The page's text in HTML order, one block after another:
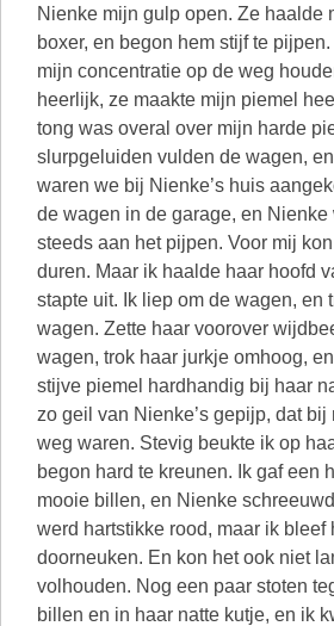
Nienke mijn gulp open. Ze haalde
boxer, en begon hem stijf te
mijn concentratie op de weg
heerlijk, ze maakte mijn piemel
tong was overal over mijn harde
slurpgeluiden vulden de wagen,
waren we bij Nienke’s huis
de wagen in de garage, en Nienke
steeds aan het pijpen. Voor mij
duren. Maar ik haalde haar hoofd
stapte uit. Ik liep om de wagen, en
wagen. Zette haar voorover
wagen, trok haar jurkje omhoog,
stijve piemel hardhandig bij haar
zo geil van Nienke’s gepijp, dat
weg waren. Stevig beukte ik op
begon hard te kreunen. Ik gaf een
mooie billen, en Nienke
werd hartstikke rood, maar ik bleef
doorneuken. En kon het ook niet
volhouden. Nog een paar stoten
billen en in haar natte kutje, en ik